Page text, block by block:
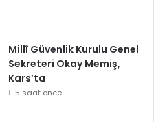
Millî Güvenlik Kurulu Genel
Sekreteri Okay Memiş,
Kars’ta
5 saat önce